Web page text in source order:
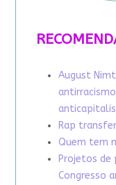
August
Rap
Quem tem
Projetos de
Congresso